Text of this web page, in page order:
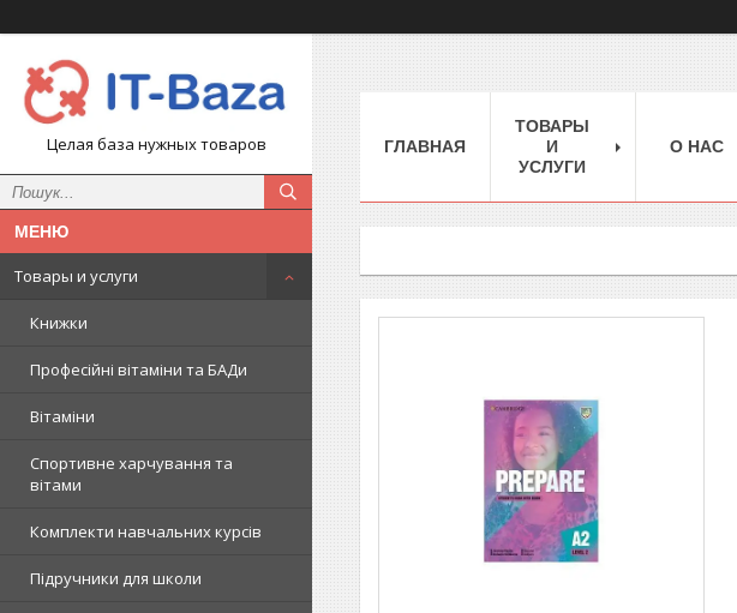
Целая база нужных товаров
Товары и услуги
Книжки
Професійні вітаміни та БАДи
Вітаміни
Спортивне харчування та
вітами
Комплекти навчальних курсів
Підручники для школи
ГЛАВНАЯ
ТОВАРЫ
И
УСЛУГИ
О НАС